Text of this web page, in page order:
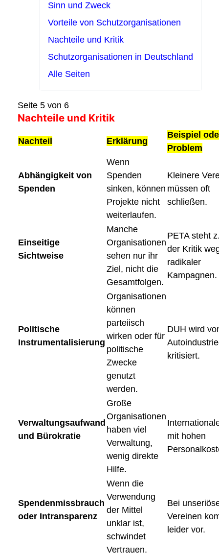
Sinn und Zweck
Vorteile von Schutzorganisationen
Nachteile und Kritik
Schutzorganisationen in Deutschland
Alle Seiten
Seite 5 von 6
Nachteile und Kritik
Nachteil Erklärung
Beispiel
Problem
Abhängigkeit von
Spenden
Wenn
Spenden
sinken, können
Projekte nicht
weiterlaufen.
Kleinere
müssen oft
schließen.
Einseitige
Sichtweise
Manche
Organisationen
sehen nur ihr
Ziel, nicht die
Gesamtfolgen.
PETA steht
der Kritik
radikaler
Kampagnen.
Politische
Instrumentalisierung
Organisationen
können
parteiisch
wirken oder für
politische
Zwecke
genutzt
werden.
DUH wird
kritisiert.
Verwaltungsaufwand
und Bürokratie
Große
Organisationen
haben viel
Verwaltung,
wenig direkte
Hilfe.
mit hohen
Spendenmissbrauch
oder Intransparenz
Wenn die
Verwendung
der Mittel
unklar ist,
schwindet
Vertrauen.
Bei
Vereinen
leider vor.